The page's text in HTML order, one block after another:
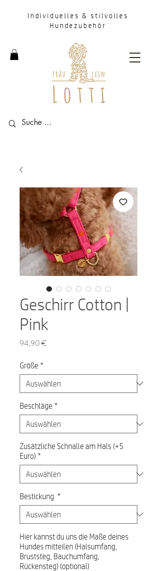
Individuelles & stilvolles
Hundezubehör
Geschirr Cotton |
Pink
94,90 €
Größe *
Beschläge *
Zusätzliche Schnalle am Hals (+5
Euro) *
Bestickung *
Hier kannst du uns die Maße deines
Hundes mitteilen (Halsumfang,
Bruststeg, Bauchumfang,
Rückensteg) (optional)